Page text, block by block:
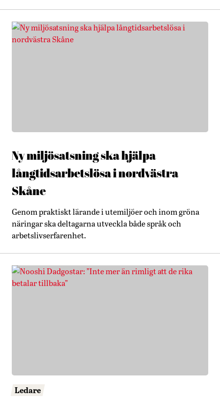
Ny miljösatsning ska hjälpa
långtidsarbetslösa i nordvästra
Skåne
Genom praktiskt lärande i utemiljöer och inom gröna
näringar ska deltagarna utveckla både språk och
arbetslivserfarenhet.
Ledare